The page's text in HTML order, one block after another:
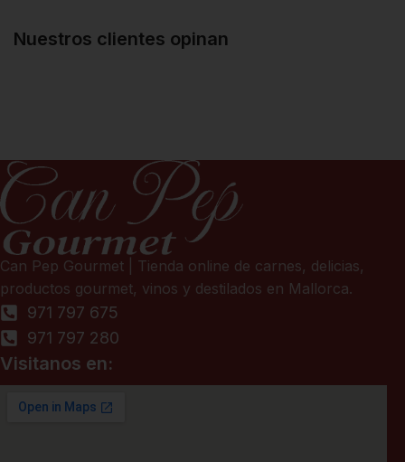
Nuestros clientes opinan
Can Pep Gourmet | Tienda online de carnes, delicias,
productos gourmet, vinos y destilados en Mallorca.
971 797 675
971 797 280
Visitanos en: